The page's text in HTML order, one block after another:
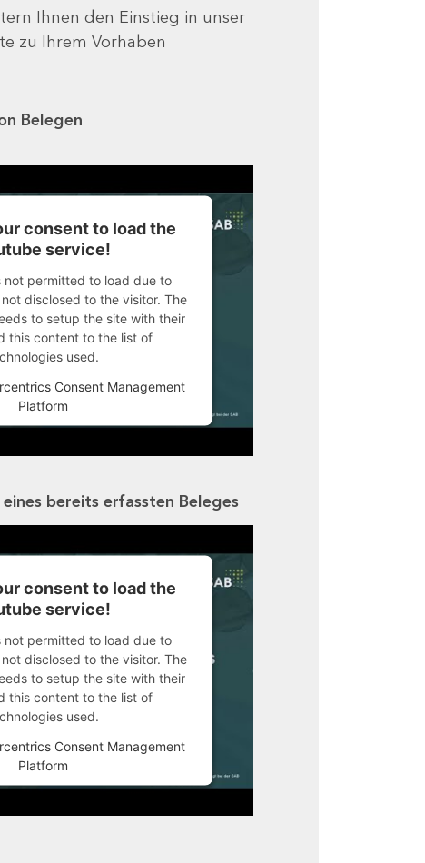
Ihnen den Einstieg in unser
zu Ihrem Vorhaben
Belegen
consent to load the
service!
not permitted to load due to
disclosed to the visitor. The
to setup the site with their
this content to the list of
used.
Consent Management
Platform
bereits erfassten Beleges
consent to load the
service!
not permitted to load due to
disclosed to the visitor. The
to setup the site with their
this content to the list of
used.
Consent Management
Platform